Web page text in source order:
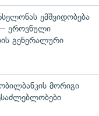
ემშვიდობება
ეროვნული
გენერალური
მორიგი